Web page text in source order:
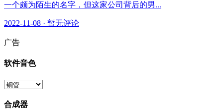
一个颇为陌生的名字，但这家公司背后的男...
2022-11-08 · 暂无评论
广告
软件音色
合成器